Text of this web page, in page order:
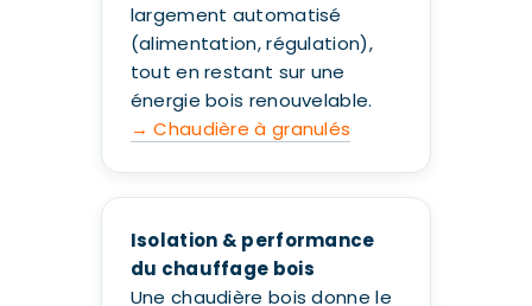
largement automatisé
(alimentation, régulation),
tout en restant sur une
énergie bois renouvelable.
→ Chaudière à granulés
Isolation & performance
du chauffage bois
Une chaudière bois donne le